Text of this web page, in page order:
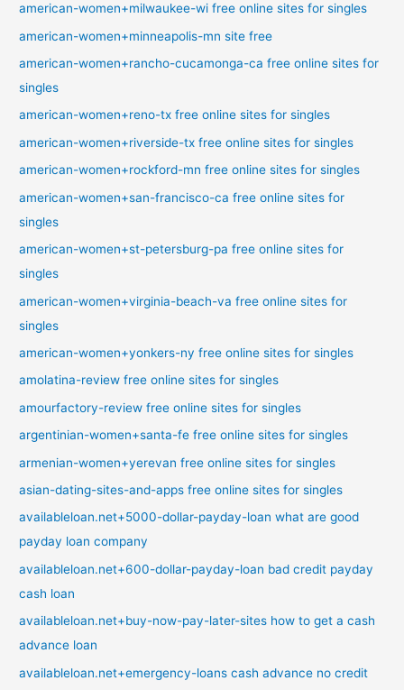
american-women+milwaukee-wi free online sites for singles
american-women+minneapolis-mn site free
american-women+rancho-cucamonga-ca free online sites for
singles
american-women+reno-tx free online sites for singles
american-women+riverside-tx free online sites for singles
american-women+rockford-mn free online sites for singles
american-women+san-francisco-ca free online sites for
singles
american-women+st-petersburg-pa free online sites for
singles
american-women+virginia-beach-va free online sites for
singles
american-women+yonkers-ny free online sites for singles
amolatina-review free online sites for singles
amourfactory-review free online sites for singles
argentinian-women+santa-fe free online sites for singles
armenian-women+yerevan free online sites for singles
asian-dating-sites-and-apps free online sites for singles
availableloan.net+5000-dollar-payday-loan what are good
payday loan company
availableloan.net+600-dollar-payday-loan bad credit payday
cash loan
availableloan.net+buy-now-pay-later-sites how to get a cash
advance loan
availableloan.net+emergency-loans cash advance no credit